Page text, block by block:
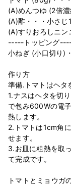
(A)めんつゆ (2倍
(A)酢・・・小さじ1
(A)すりおろしニ
-----トッピング
小ねぎ (小口切り)
作り方
準備.トマトはヘタ
1.ナスはヘタを切
で包み600Wの電
熱します。
2.トマトは1cm角
せます。
3.お皿に粗熱を取
て完成です。
トマトとミョウガ